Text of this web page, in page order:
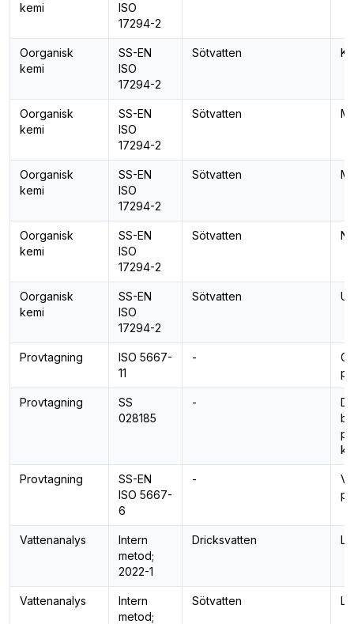
kemi
ISO
17294-2
Oorganisk
kemi
SS-EN
ISO
17294-2
Sötvatten
Oorganisk
kemi
SS-EN
ISO
17294-2
Sötvatten
Oorganisk
kemi
SS-EN
ISO
17294-2
Sötvatten
Oorganisk
kemi
SS-EN
ISO
17294-2
Sötvatten
Oorganisk
kemi
SS-EN
ISO
17294-2
Sötvatten
Provtagning
ISO 5667-
11
-
Provtagning
SS
028185
-
Provtagning
SS-EN
ISO 5667-
6
-
Vattenanalys
Intern
metod;
2022-1
Dricksvatten
Vattenanalys
Intern
metod;
Sötvatten